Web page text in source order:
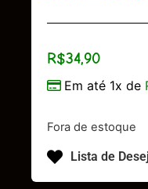
R$34,90
Em até 1x de
Fora de estoque
Lista de